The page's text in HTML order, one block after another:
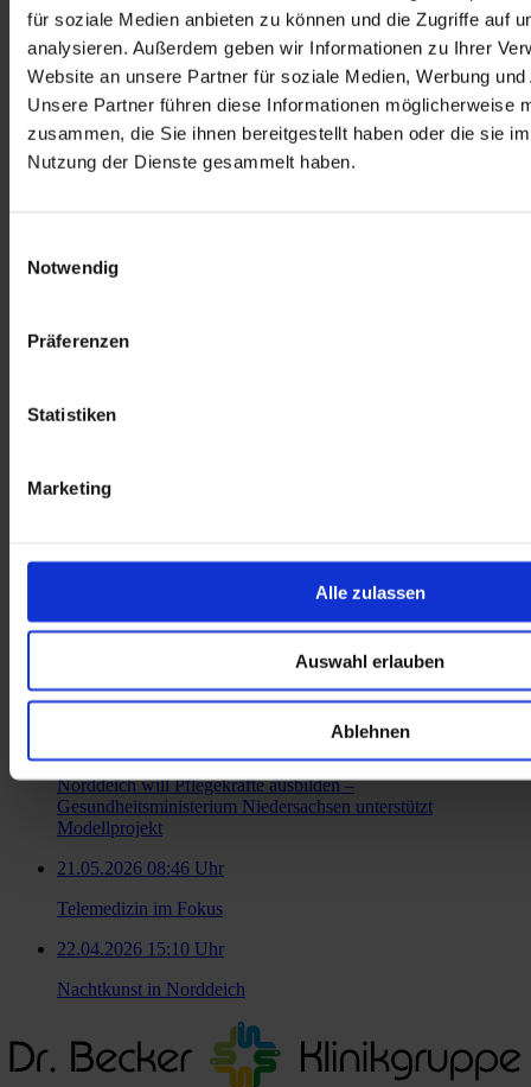
für soziale Medien anbieten zu können und die Zugriffe auf
analysieren. Außerdem geben wir Informationen zu Ihrer
Website an unsere Partner für soziale Medien, Werbung
Unsere Partner führen diese Informationen möglicherweise
zusammen, die Sie ihnen bereitgestellt haben oder die sie
Nutzung der Dienste gesammelt haben.
Notwendig
Präferenzen
Statistiken
Marketing
Alle zulassen
Auswahl erlauben
Ablehnen
Ähnliche Artikel
Pflegeoffensive 2.0
Norddeich will Pflegekräfte ausbilden –
Gesundheitsministerium Niedersachsen unterstützt
Modellprojekt
21.05.2026 08:46 Uhr
Telemedizin im Fokus
22.04.2026 15:10 Uhr
Nachtkunst in Norddeich